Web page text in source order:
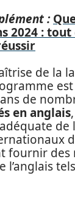
:
2024 :
de la
de
en anglais
de
fournir des